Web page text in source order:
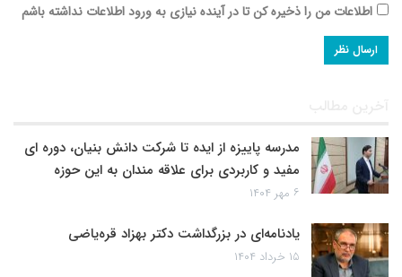
اطلاعات من را ذخیره کن تا در آینده نیازی به ورود اطلاعات نداشته باشم
آخرین مطالب
مدرسه پاییزه از ایده تا شرکت دانش بنیان، دوره ای
مفید و کاربردی برای علاقه مندان به این حوزه
۶ مهر ۱۴۰۴
یادنامه‌ای در بزرگداشت دکتر بهزاد قره‌یاضی
۱۵ خرداد ۱۴۰۴